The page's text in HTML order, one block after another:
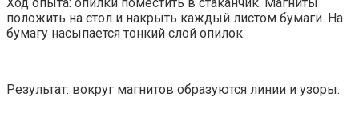
Ход опыта: опилки поместить в стаканчик. Магниты
положить на стол и накрыть каждый листом бумаги. На
бумагу насыпается тонкий слой опилок.
Результат: вокруг магнитов образуются линии и узоры.